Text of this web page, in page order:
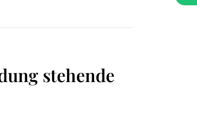
stehende